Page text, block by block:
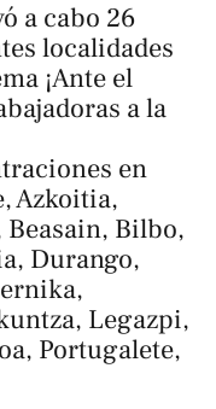
a cabo 26
localidades
¡Ante el
a la
en
Azkoitia,
Bilbo,
Durango,
Legazpi,
Portugalete,